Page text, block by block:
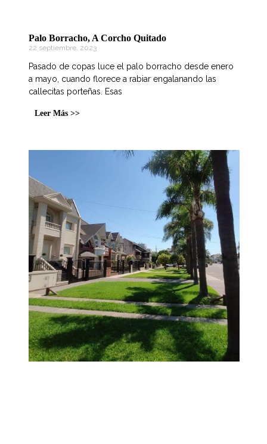
Palo Borracho, A Corcho Quitado
22 septiembre, 2023
Pasado de copas luce el palo borracho desde enero
a mayo, cuando florece a rabiar engalanando las
callecitas porteñas. Esas
Leer Más >>